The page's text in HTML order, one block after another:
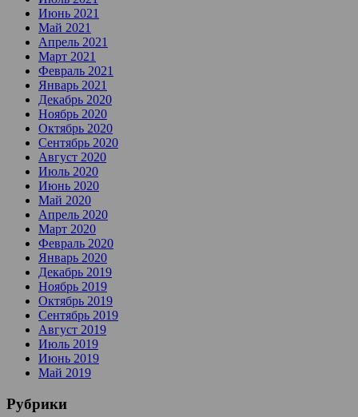
Июнь 2021
Май 2021
Апрель 2021
Март 2021
Февраль 2021
Январь 2021
Декабрь 2020
Ноябрь 2020
Октябрь 2020
Сентябрь 2020
Август 2020
Июль 2020
Июнь 2020
Май 2020
Апрель 2020
Март 2020
Февраль 2020
Январь 2020
Декабрь 2019
Ноябрь 2019
Октябрь 2019
Сентябрь 2019
Август 2019
Июль 2019
Июнь 2019
Май 2019
Рубрики